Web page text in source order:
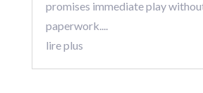
promises immediate play
paperwork....
lire plus